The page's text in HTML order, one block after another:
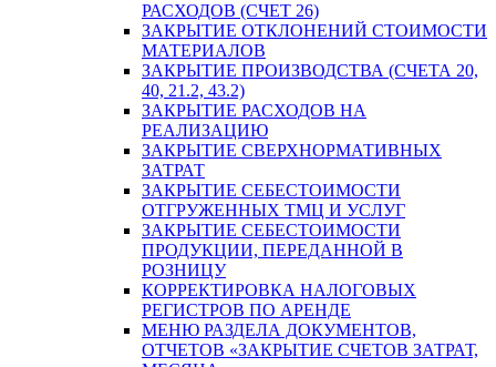
РАСХОДОВ (СЧЕТ 26)
ЗАКРЫТИЕ ОТКЛОНЕНИЙ СТОИМОСТИ
МАТЕРИАЛОВ
ЗАКРЫТИЕ ПРОИЗВОДСТВА (СЧЕТА 20,
40, 21.2, 43.2)
ЗАКРЫТИЕ РАСХОДОВ НА
РЕАЛИЗАЦИЮ
ЗАКРЫТИЕ СВЕРХНОРМАТИВНЫХ
ЗАТРАТ
ЗАКРЫТИЕ СЕБЕСТОИМОСТИ
ОТГРУЖЕННЫХ ТМЦ И УСЛУГ
ЗАКРЫТИЕ СЕБЕСТОИМОСТИ
ПРОДУКЦИИ, ПЕРЕДАННОЙ В
РОЗНИЦУ
КОРРЕКТИРОВКА НАЛОГОВЫХ
РЕГИСТРОВ ПО АРЕНДЕ
МЕНЮ РАЗДЕЛА ДОКУМЕНТОВ,
ОТЧЕТОВ «ЗАКРЫТИЕ СЧЕТОВ ЗАТРАТ,